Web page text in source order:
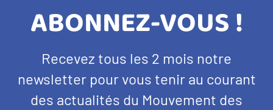
TITRE
BANDEAU
NEWSLETTER
ABONNEZ-VOUS !
Texte
d'introduction
Recevez tous les 2 mois notre
newsletter pour vous tenir au courant
des actualités du Mouvement des